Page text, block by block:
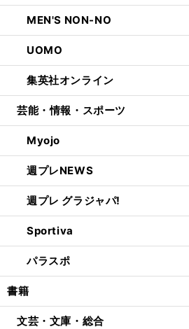
MEN'S NON-NO
UOMO
集英社オンライン
芸能・情報・スポーツ
Myojo
週プレNEWS
週プレ グラジャパ!
Sportiva
パラスポ
書籍
文芸・文庫・総合